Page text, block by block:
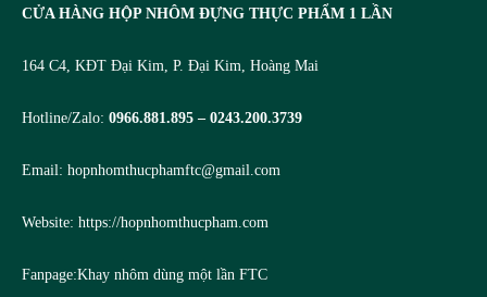
CỬA HÀNG HỘP NHÔM ĐỰNG THỰC PHẨM 1 LẦN
164 C4, KĐT Đại Kim, P. Đại Kim, Hoàng Mai
Hotline/Zalo: 0966.881.895 – 0243.200.3739
Email: hopnhomthucphamftc@gmail.com
Website: https://hopnhomthucpham.com
Fanpage:Khay nhôm dùng một lần FTC